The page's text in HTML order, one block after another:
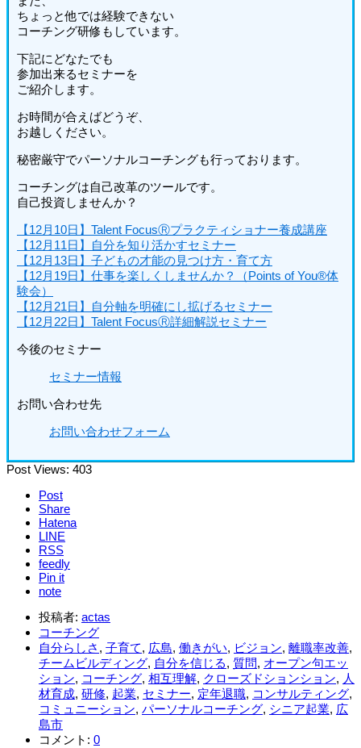
ちょっと他では経験できない
コーチング研修もしています。
下記にどなたでも
参加出来るセミナーを
ご紹介します。
お時間が合えばどうぞ、
お越しください。
秘密厳守でパーソナルコーチングも行っております。
コーチングは自己改革のツールです。
自己投資しませんか？
【12月10日】Talent FocusⓇプラクティショナー養成講座
【12月11日】自分を知り活かすセミナー
【12月13日】子どもの才能の見つけ方・育て方
【12月19日】仕事を楽しくしませんか？（Points of You®体
験会）
【12月21日】自分軸を明確にし拡げるセミナー
【12月22日】Talent FocusⓇ詳細解説セミナー
今後のセミナー
セミナー情報
お問い合わせ先
お問い合わせフォーム
Post Views: 403
Post
Share
Hatena
LINE
RSS
feedly
Pin it
note
投稿者: actas
コーチング
自分らしさ , 子育て, 広島, 働きがい, ビジョン, 離職率改善,
チームビルディング, 自分を信じる, 質問, オープン句エッ
ション, コーチング, 相互理解, クローズドションション, 人
材育成, 研修, 起業, セミナー, 定年退職, コンサルティング,
コミュニーション, パーソナルコーチング, シニア起業, 広
島市
コメント: 0